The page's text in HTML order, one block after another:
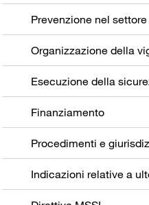
Organizzazione della
Esecuzione della
Finanziamento
Procedimenti e
Indicazioni relative a